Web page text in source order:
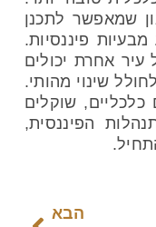
שמאפשר לתכנן
פיננסיות.
עיר אחרת יכולים
שינוי מהותי.
שוקלים
הפיננסית,
הבא